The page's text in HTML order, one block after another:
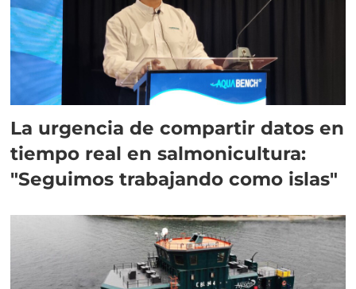
La urgencia de compartir datos en
tiempo real en salmonicultura:
"Seguimos trabajando como islas"